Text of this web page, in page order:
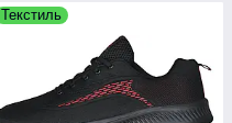
Текстиль